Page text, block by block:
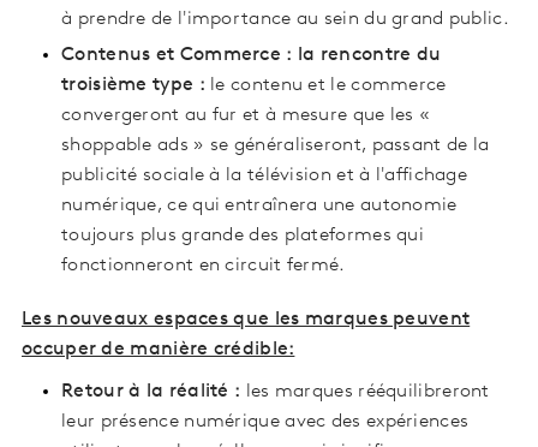
à prendre de l'importance au sein du grand public.
Contenus et Commerce : la rencontre du
troisième type : le contenu et le commerce
convergeront au fur et à mesure que les «
shoppable ads » se généraliseront, passant de la
publicité sociale à la télévision et à l'affichage
numérique, ce qui entraînera une autonomie
toujours plus grande des plateformes qui
fonctionneront en circuit fermé.
Les nouveaux espaces que les marques peuvent
occuper de manière crédible:
Retour à la réalité : les marques rééquilibreront
leur présence numérique avec des expériences